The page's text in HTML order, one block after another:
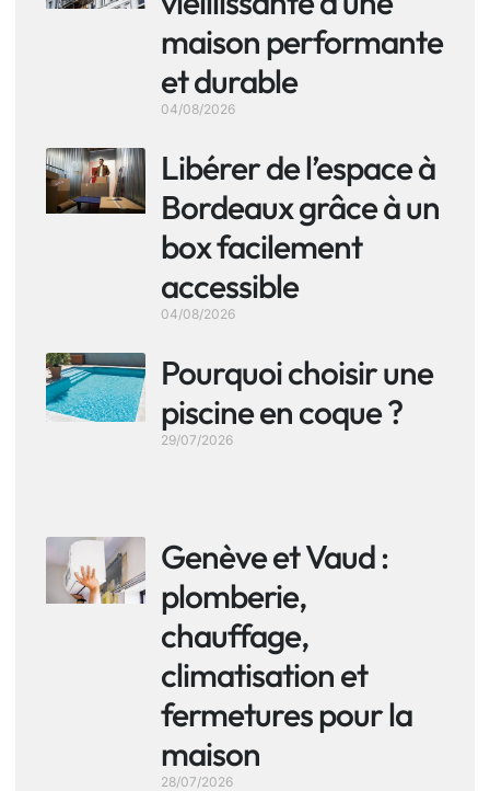
maison performante
et durable
04/08/2026
Libérer de l’espace à
Bordeaux grâce à un
box facilement
accessible
04/08/2026
Pourquoi choisir une
piscine en coque ?
29/07/2026
Genève et Vaud :
plomberie,
chauffage,
climatisation et
fermetures pour la
maison
28/07/2026